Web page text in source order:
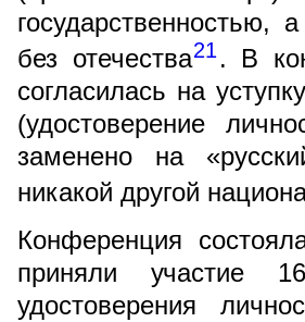
государственностью,
без отечества21 . В
согласилась на
(удостоверение
заменено на
никакой другой
Конференция
приняли участие
удостоверения